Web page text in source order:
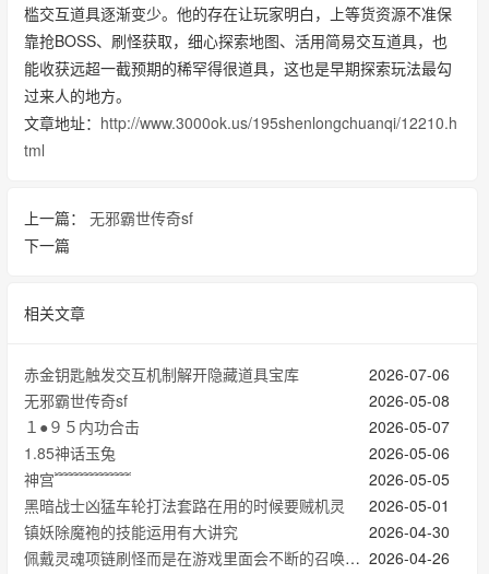
槛交互道具逐渐变少。他的存在让玩家明白，上等货资源不准保
靠抢BOSS、刷怪获取，细心探索地图、活用简易交互道具，也
能收获远超一截预期的稀罕得很道具，这也是早期探索玩法最勾
过来人的地方。
文章地址： http://www.3000ok.us/195shenlongchuanqi/12210.h
tml
上一篇： 无邪霸世传奇sf
下一篇
相关文章
2026-07-06
赤金钥匙触发交互机制解开隐藏道具宝库
2026-05-08
无邪霸世传奇sf
2026-05-07
１●９５内功合击
2026-05-06
1.85神话玉兔
2026-05-05
神宫﹌﹌﹌﹌﹌
2026-05-01
黑暗战士凶猛车轮打法套路在用的时候要贼机灵
2026-04-30
镇妖除魔袍的技能运用有大讲究
2026-04-26
佩戴灵魂项链刷怪而是在游戏里面会不断的召唤出来很多量很多的小怪